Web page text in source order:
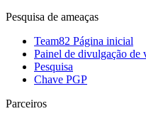
Pesquisa de ameaças
Team82 Página inicial
Painel de divulgação de
Pesquisa
Chave PGP
Parceiros